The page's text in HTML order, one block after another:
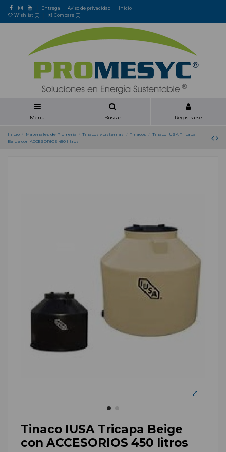
Entrega Aviso de privacidad
Inicio
Wishlist (0) Compare (0)
Menú Buscar Registrarse
Inicio Materiales de Plomería Tinacos y cisternas Tinacos
Tinaco IUSA Tricapa
Beige con ACCESORIOS 450 litros
Tinaco IUSA Tricapa Beige
con ACCESORIOS 450 litros